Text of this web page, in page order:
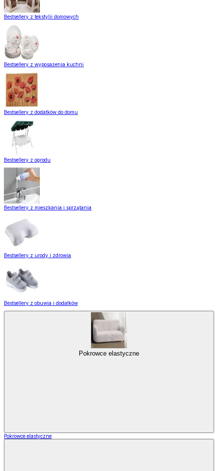
Bestsellery z tekstylii domowych
Bestsellery z wyposażenia kuchni
Bestsellery z dodatków do domu
Bestsellery z ogrodu
Bestsellery z mieszkania i sprzątania
Bestsellery z urody i zdrowia
Bestsellery z obuwia i dodatków
Pokrowce elastyczne
Pokrowce elastyczne